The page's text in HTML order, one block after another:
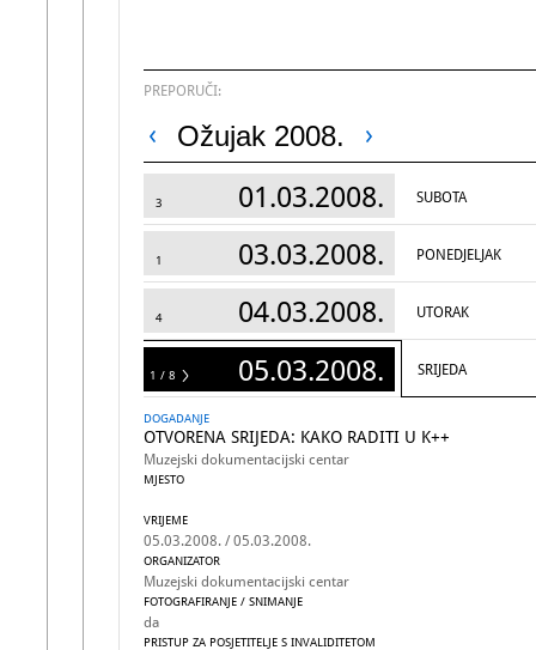
PREPORUČI:
Ožujak 2008.
3 01.03.2008. SUBOTA
1 03.03.2008. PONEDJELJAK
4 04.03.2008. UTORAK
8 05.03.2008. SRIJEDA
1 / 8
DOGADANJE
OTVORENA SRIJEDA: KAKO RADITI U K++
Muzejski dokumentacijski centar
MJESTO
VRIJEME
05.03.2008. / 05.03.2008.
ORGANIZATOR
Muzejski dokumentacijski centar
FOTOGRAFIRANJE / SNIMANJE
da
PRISTUP ZA POSJETITELJE S INVALIDITETOM